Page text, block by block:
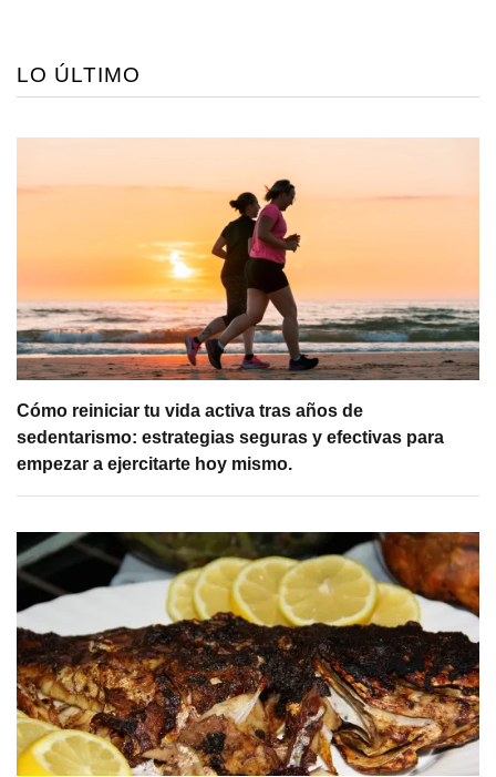
LO ÚLTIMO
Cómo reiniciar tu vida activa tras años de
sedentarismo: estrategias seguras y efectivas para
empezar a ejercitarte hoy mismo.